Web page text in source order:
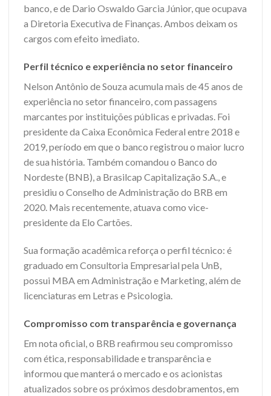
banco, e de Dario Oswaldo Garcia Júnior, que ocupava
a Diretoria Executiva de Finanças. Ambos deixam os
cargos com efeito imediato.
Perfil técnico e experiência no setor financeiro
Nelson Antônio de Souza acumula mais de 45 anos de
experiência no setor financeiro, com passagens
marcantes por instituições públicas e privadas. Foi
presidente da Caixa Econômica Federal entre 2018 e
2019, período em que o banco registrou o maior lucro
de sua história. Também comandou o Banco do
Nordeste (BNB), a Brasilcap Capitalização S.A., e
presidiu o Conselho de Administração do BRB em
2020. Mais recentemente, atuava como vice-
presidente da Elo Cartões.
Sua formação acadêmica reforça o perfil técnico: é
graduado em Consultoria Empresarial pela UnB,
possui MBA em Administração e Marketing, além de
licenciaturas em Letras e Psicologia.
Compromisso com transparência e governança
Em nota oficial, o BRB reafirmou seu compromisso
com ética, responsabilidade e transparência e
informou que manterá o mercado e os acionistas
atualizados sobre os próximos desdobramentos, em